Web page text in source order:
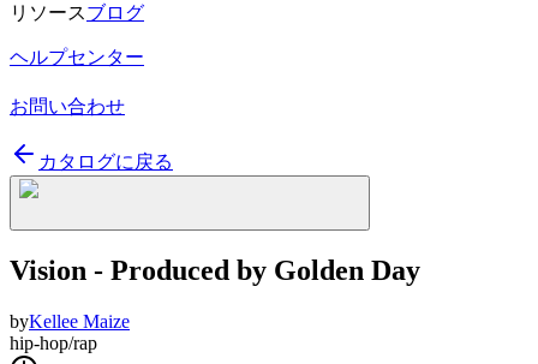
リソースブログ
ヘルプセンター
お問い合わせ
カタログに戻る
Vision - Produced by Golden Day
byKellee Maize
hip-hop/rap